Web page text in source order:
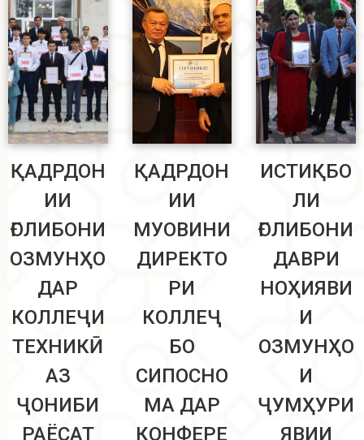
ҚАДРДОН
ИИ
ҒОЛИБОНИ
ОЗМУНҲО
ДАР
КОЛЛЕҶИ
ТЕХНИКӢ
АЗ
ҶОНИБИ
РАЁСАТ
ҚАДРДОН
ИИ
МУОВИНИ
ДИРЕКТО
РИ
КОЛЛЕҶ
БО
СИПОСНО
МА ДАР
КОНФЕРЕ
ИСТИҚБО
ЛИ
ҒОЛИБОНИ
ДАВРИ
НОҲИЯВИ
И
ОЗМУНҲО
И
ҶУМҲУРИ
ЯВИИ